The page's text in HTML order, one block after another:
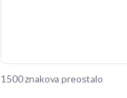
1500 znakova preostalo